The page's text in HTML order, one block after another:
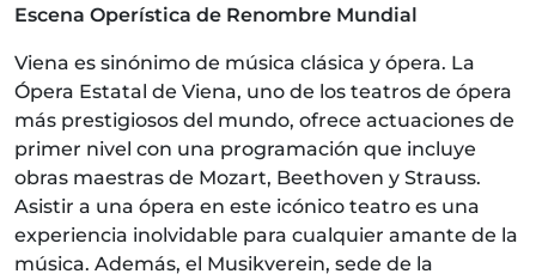
Escena Operística de Renombre Mundial
Viena es sinónimo de música clásica y ópera. La
Ópera Estatal de Viena, uno de los teatros de ópera
más prestigiosos del mundo, ofrece actuaciones de
primer nivel con una programación que incluye
obras maestras de Mozart, Beethoven y Strauss.
Asistir a una ópera en este icónico teatro es una
experiencia inolvidable para cualquier amante de la
música. Además, el Musikverein, sede de la